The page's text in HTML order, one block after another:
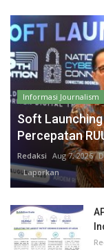
Informasi Journalism
Soft Launching
Percepatan
Redaksi Aug 7, 2026
Laporkan